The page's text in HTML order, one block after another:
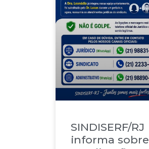
SINDISERF/RJ
informa sobre